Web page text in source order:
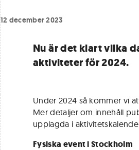
12 december 2023
Nu är det klart vilka
aktiviteter för 2024.
Under 2024 så kommer vi
Mer detaljer om innehåll
upplagda i
Fysiska event i Stockholm